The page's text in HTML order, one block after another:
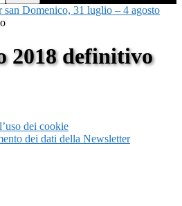
san Domenico, 31 luglio – 4 agosto
2018 definitivo
dei cookie
dei dati della Newsletter